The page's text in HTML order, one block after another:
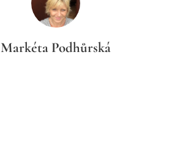
Markéta Podhůrská